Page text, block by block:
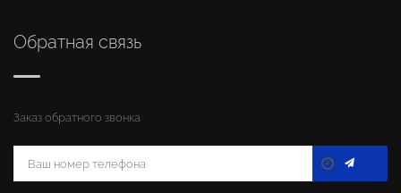
Обратная связь
Заказ обратного звонка